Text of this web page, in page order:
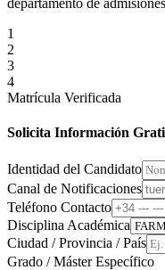
departamento de
1
2
3
4
Matrícula Verificada
Solicita Información
Identidad del Candidato
Canal de Notificaciones
Teléfono Contacto
Disciplina Académica
Ciudad / Provincia / País
Grado / Máster Específico